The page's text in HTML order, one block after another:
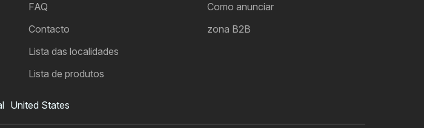
FAQ
Contacto
Lista das localidades
Lista de produtos
Como anunciar
zona B2B
United States